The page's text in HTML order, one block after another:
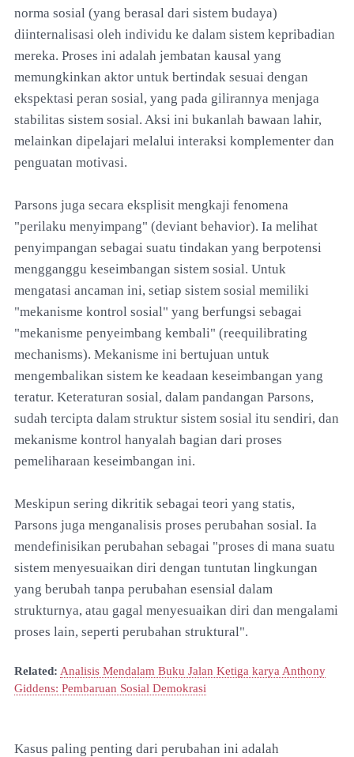
norma sosial (yang berasal dari sistem budaya)
diinternalisasi oleh individu ke dalam sistem kepribadian
mereka. Proses ini adalah jembatan kausal yang
memungkinkan aktor untuk bertindak sesuai dengan
ekspektasi peran sosial, yang pada gilirannya menjaga
stabilitas sistem sosial. Aksi ini bukanlah bawaan lahir,
melainkan dipelajari melalui interaksi komplementer dan
penguatan motivasi.
Parsons juga secara eksplisit mengkaji fenomena
"perilaku menyimpang" (deviant behavior). Ia melihat
penyimpangan sebagai suatu tindakan yang berpotensi
mengganggu keseimbangan sistem sosial. Untuk
mengatasi ancaman ini, setiap sistem sosial memiliki
"mekanisme kontrol sosial" yang berfungsi sebagai
"mekanisme penyeimbang kembali" (reequilibrating
mechanisms). Mekanisme ini bertujuan untuk
mengembalikan sistem ke keadaan keseimbangan yang
teratur. Keteraturan sosial, dalam pandangan Parsons,
sudah tercipta dalam struktur sistem sosial itu sendiri, dan
mekanisme kontrol hanyalah bagian dari proses
pemeliharaan keseimbangan ini.
Meskipun sering dikritik sebagai teori yang statis,
Parsons juga menganalisis proses perubahan sosial. Ia
mendefinisikan perubahan sebagai "proses di mana suatu
sistem menyesuaikan diri dengan tuntutan lingkungan
yang berubah tanpa perubahan esensial dalam
strukturnya, atau gagal menyesuaikan diri dan mengalami
proses lain, seperti perubahan struktural".
Related: Analisis Mendalam Buku Jalan Ketiga karya Anthony
Giddens: Pembaruan Sosial Demokrasi
Kasus paling penting dari perubahan ini adalah